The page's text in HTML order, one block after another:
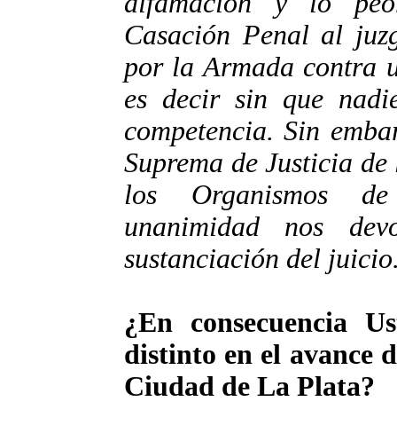
Casación Penal al
por la Armada contra
es decir sin que
competencia. Sin
Suprema de Justicia
los Organismos
unanimidad nos
sustanciación del
¿En consecuencia
distinto en el avance
Ciudad de La Plata?